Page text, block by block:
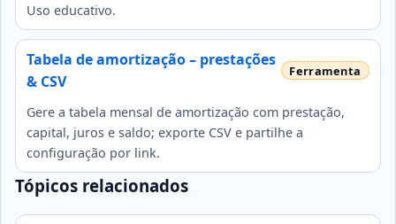
Uso educativo.
Tabela de amortização – prestações
& CSV
Gere a tabela mensal de amortização com prestação,
capital, juros e saldo; exporte CSV e partilhe a
configuração por link.
Tópicos relacionados